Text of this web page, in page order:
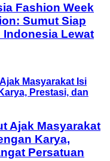
Fashion Week
Sumut Siap
Lewat
Ajak Masyarakat
Karya,
Persatuan